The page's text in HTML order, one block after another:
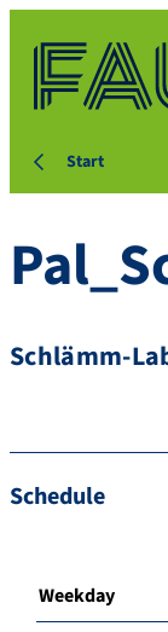
Start
Schlämm-
Schedule
Weekday